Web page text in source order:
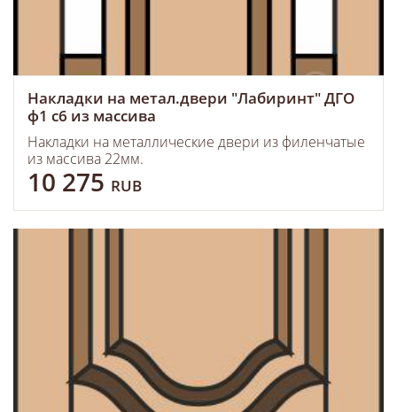
Накладки на метал.двери "Лабиринт" ДГО
ф1 с6 из массива
Накладки на металлические двери из филенчатые
из массива 22мм.
10 275 RUB